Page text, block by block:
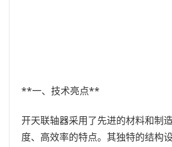
**一、技术亮点**
开天联轴器采用了先进的材料和制
度、高效率的特点。其独特的结构